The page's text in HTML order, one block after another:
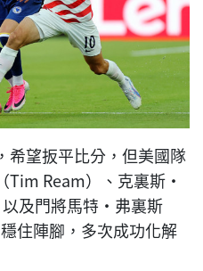
希望扳平比分，但美國隊
Ream）、克裏斯·
及門將馬特·弗裏斯
住陣腳，多次成功化解